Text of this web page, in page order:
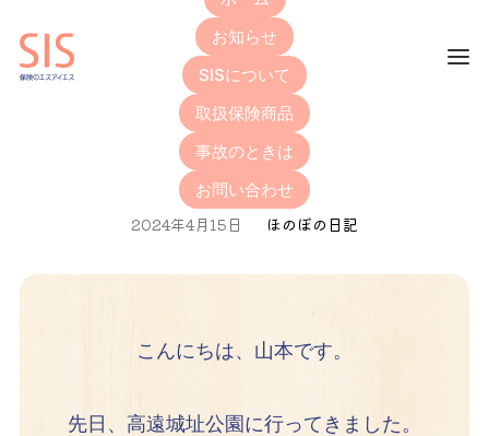
お知らせ
SISについて
取扱保険商品
事故のときは
お問い合わせ
お花見
2024年4月15日 ほのぼの日記
こんにちは、山本です。
先日、高遠城址公園に行ってきました。